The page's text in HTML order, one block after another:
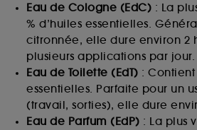
Eau de Cologne (EdC) : La
% d’huiles essentielles.
citronnée, elle dure environ 2
plusieurs applications par jour.
Eau de Toilette (EdT) : Contient
essentielles. Parfaite pour un
(travail, sorties), elle dure
Eau de Parfum (EdP) : La plus